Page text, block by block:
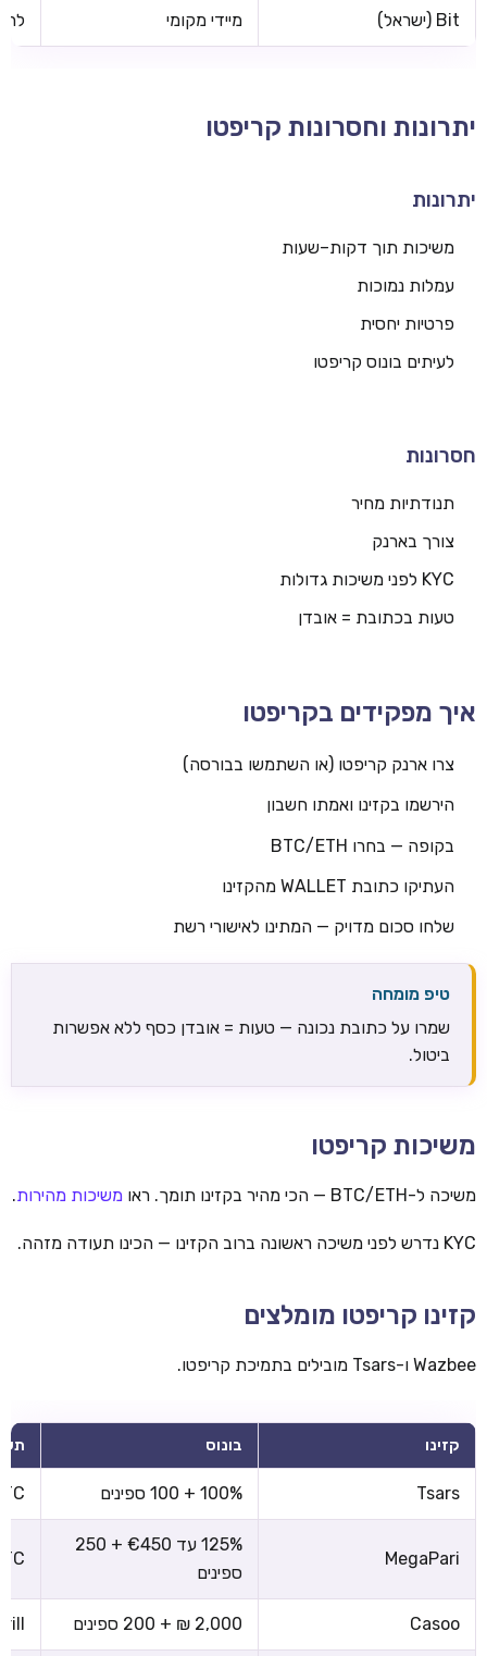
Bit (ישראל) מיידי מקומי
יתרונות וחסרונות קריפטו
יתרונות
משיכות תוך דקות–שעות
עמלות נמוכות
פרטיות יחסית
לעיתים בונוס קריפטו
חסרונות
תנודתיות מחיר
צורך בארנק
KYC לפני משיכות גדולות
טעות בכתובת = אובדן
איך מפקידים בקריפטו
צרו ארנק קריפטו (או השתמשו בבורסה)
הירשמו בקזינו ואמתו חשבון
בקופה — בחרו BTC/ETH
העתיקו כתובת WALLET מהקזינו
שלחו סכום מדויק — המתינו לאישורי רשת
טיפ מומחה
שמרו על כתובת נכונה — טעות = אובדן כסף ללא אפשרות
ביטול.
משיכות קריפטו
משיכה ל-BTC/ETH — הכי מהיר בקזינו תומך. ראו משיכות מהירות.
KYC נדרש לפני משיכה ראשונה ברוב הקזינו — הכינו תעודה מזהה.
קזינו קריפטו מומלצים
Wazbee ו-Tsars מובילים בתמיכת קריפטו.
קזינו בונוס
Tsars 100% + 100 ספינים
MegaPari
125% עד €450 + 250
ספינים
Casoo 2,000 ₪ + 200 ספינים